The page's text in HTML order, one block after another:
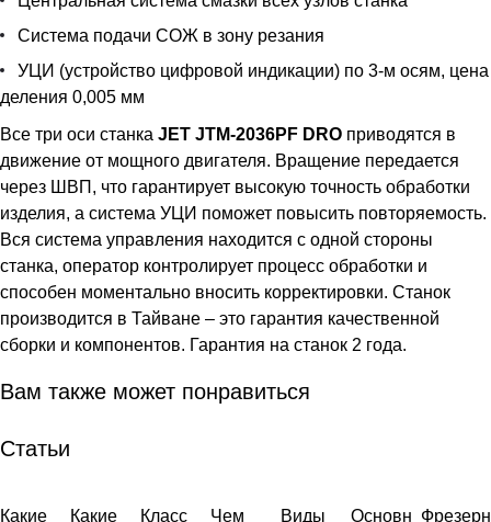
Система подачи СОЖ в зону резания
УЦИ (устройство цифровой индикации) по 3-м осям, цена
деления 0,005 мм
Все три оси станка JET JTM-2036PF DRO приводятся в
движение от мощного двигателя. Вращение передается
через ШВП, что гарантирует высокую точность обработки
изделия, а система УЦИ поможет повысить повторяемость.
Вся система управления находится с одной стороны
станка, оператор контролирует процесс обработки и
способен моментально вносить корректировки. Станок
производится в Тайване – это гарантия качественной
сборки и компонентов. Гарантия на станок 2 года.
Вам также может понравиться
Статьи
Какие
Какие
Класс
Чем
Виды
Основн Фрезерн